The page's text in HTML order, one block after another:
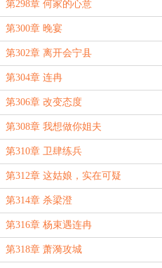
第298章 何家的心意
第300章 晚宴
第302章 离开会宁县
第304章 连冉
第306章 改变态度
第308章 我想做你姐夫
第310章 卫肆练兵
第312章 这姑娘，实在可疑
第314章 杀梁澄
第316章 杨束遇连冉
第318章 萧漪攻城